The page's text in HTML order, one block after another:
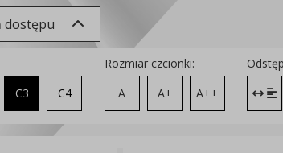
dostępu
C3 C4
Rozmiar czcionki:
A
A+ A++